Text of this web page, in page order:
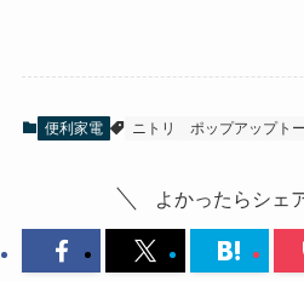
便利家電 ニトリ ポップアップト
よかったらシェ